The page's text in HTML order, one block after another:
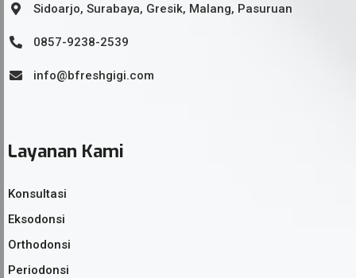
Sidoarjo, Surabaya, Gresik, Malang, Pasuruan
0857-9238-2539
info@bfreshgigi.com
Layanan Kami
Konsultasi
Eksodonsi
Orthodonsi
Periodonsi